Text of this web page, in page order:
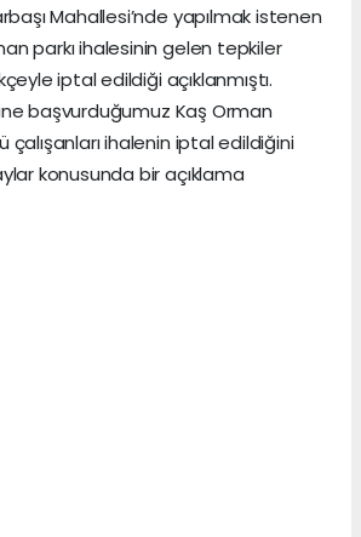
Mahallesi’nde yapılmak istenen
parkı ihalesinin gelen tepkiler
iptal edildiği açıklanmıştı.
başvurduğumuz Kaş Orman
çalışanları ihalenin iptal edildiğini
konusunda bir açıklama